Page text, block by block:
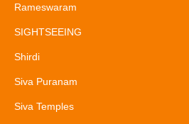
Rameswaram
SIGHTSEEING
Shirdi
Siva Puranam
Siva Temples